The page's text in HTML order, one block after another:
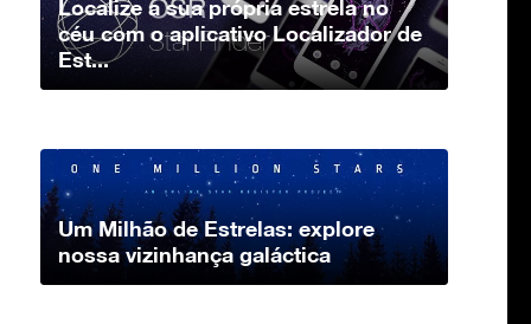
Localize a sua própria estrela no
céu com o aplicativo Localizador de
Est...
Um Milhão de Estrelas: explore
nossa vizinhança galáctica